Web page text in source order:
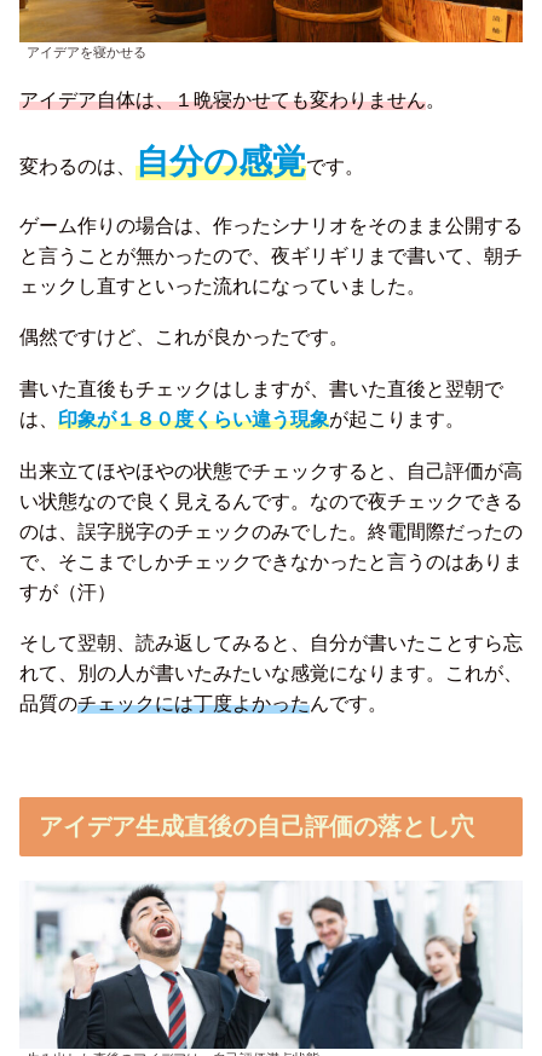
アイデアを寝かせる
アイデア自体は、１晩寝かせても変わりません。
変わるのは、 自分の感覚です。
ゲーム作りの場合は、作ったシナリオをそのまま公開する
と言うことが無かったので、夜ギリギリまで書いて、朝チ
ェックし直すといった流れになっていました。
偶然ですけど、これが良かったです。
書いた直後もチェックはしますが、書いた直後と翌朝で
は、 印象が１８０度くらい違う現象が起こります。
出来立てほやほやの状態でチェックすると、自己評価が高
い状態なので良く見えるんです。なので夜チェックできる
のは、誤字脱字のチェックのみでした。終電間際だったの
で、そこまでしかチェックできなかったと言うのはありま
すが（汗）
そして翌朝、読み返してみると、自分が書いたことすら忘
れて、別の人が書いたみたいな感覚になります。これが、
品質のチェックには丁度よかったんです。
アイデア生成直後の自己評価の落とし穴